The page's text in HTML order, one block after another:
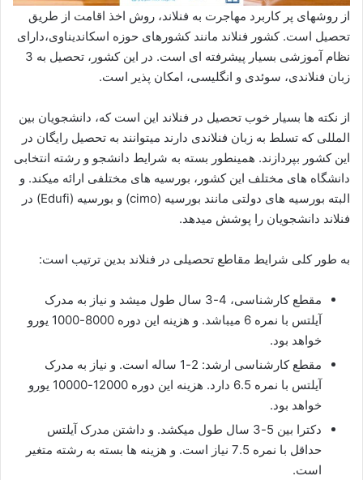
از روشهای پر کاربرد مهاجرت به فنلاند، روش اخذ اقامت از طریق
تحصیل است. کشور فنلاند مانند کشورهای حوزه اسکاندیناوی،دارای
نظام آموزشی بسیار پیشرفته ای است. در این کشور، تحصیل به 3
زبان فنلاندی، سوئدی و انگلیسی، امکان پذیر است.
از نکته ها بسیار خوب تحصیل در فنلاند این است که، دانشجویان بین
المللی که تسلط به زبان فنلاندی دارند میتوانند به تحصیل رایگان در
این کشور بپردازند. همینطور بسته به شرایط دانشجو و رشته انتخابی
دانشگاه های مختلف این کشور، بورسیه های مختلفی ارائه میکند. و
البته بورسیه های دولتی مانند بورسیه (cimo) و بورسیه (Edufi) در
فنلاند دانشجویان را پوشش میدهد.
به طور کلی شرایط مقاطع تحصیلی در فنلاند بدین ترتیب است:
مقطع کارشناسی، 4-3 سال طول میشد و نیاز به مدرک
آیلتس با نمره 6 میباشد. و هزینه این دوره 8000-1000 یورو
خواهد بود.
مقطع کارشناسی ارشد: 2-1 ساله است. و نیاز به مدرک
آیلتس با نمره 6.5 دارد. هزینه این دوره 12000-10000 یورو
خواهد بود.
دکترا بین 5-3 سال طول میکشد. و داشتن مدرک آیلتس
حداقل با نمره 7.5 نیاز است. و هزینه ها بسته به رشته متغیر
است.